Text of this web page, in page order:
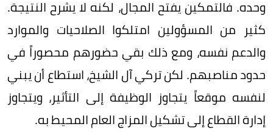
وحده. فالتمكين يفتح المجال، لكنه لا يشرح النتيجة.
كثير من المسؤولين امتلكوا الصلاحيات والموارد
والدعم نفسه، ومع ذلك بقي حضورهم محصوراً في
حدود مناصبهم. لكن تركي آل الشيخ، استطاع أن يبني
لنفسه موقعاً يتجاوز الوظيفة إلى التأثير، ويتجاوز
إدارة القطاع إلى تشكيل المزاج العام المحيط به.